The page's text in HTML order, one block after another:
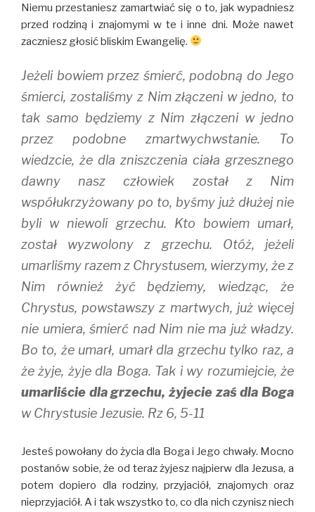
Niemu przestaniesz zamartwiać się o to, jak wypadniesz
przed rodziną i znajomymi w te i inne dni. Może nawet
zaczniesz głosić bliskim Ewangelię.
Jeżeli bowiem przez śmierć, podobną do Jego
śmierci, zostaliśmy z Nim złączeni w jedno, to
tak samo będziemy z Nim złączeni w jedno
przez podobne zmartwychwstanie. To
wiedzcie, że dla zniszczenia ciała grzesznego
dawny nasz człowiek został z Nim
współukrzyżowany po to, byśmy już dłużej nie
byli w niewoli grzechu. Kto bowiem umarł,
został wyzwolony z grzechu. Otóż, jeżeli
umarliśmy razem z Chrystusem, wierzymy, że z
Nim również żyć będziemy, wiedząc, że
Chrystus, powstawszy z martwych, już więcej
nie umiera, śmierć nad Nim nie ma już władzy.
Bo to, że umarł, umarł dla grzechu tylko raz, a
że żyje, żyje dla Boga. Tak i wy rozumiejcie, że
umarliście dla grzechu, żyjecie zaś dla Boga
w Chrystusie Jezusie. Rz 6, 5-11
Jesteś powołany do życia dla Boga i Jego chwały. Mocno
postanów sobie, że od teraz żyjesz najpierw dla Jezusa, a
potem dopiero dla rodziny, przyjaciół, znajomych oraz
nieprzyjaciół. A i tak wszystko to, co dla nich czynisz niech